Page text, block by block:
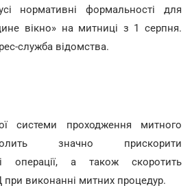
нормативні формальності для
вікно» на митниці з 1 серпня.
служба відомства.
системи проходження митного
значно прискорити
операції, а також скоротить
при виконанні митних процедур.